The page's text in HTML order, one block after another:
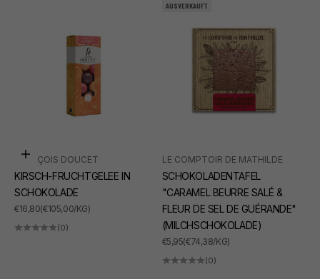
In den Warenkorb
FRANÇOIS DOUCET
KIRSCH-FRUCHTGELEE IN
SCHOKOLADE
ANGEBOT
€16,80(€105,00/KG)
(0)
AUSVERKAUFT
LE COMPTOIR DE MATHILDE
SCHOKOLADENTAFEL
"CARAMEL BEURRE SALÉ &
FLEUR DE SEL DE GUÉRANDE"
(MILCHSCHOKOLADE)
ANGEBOT
€5,95(€74,38/KG)
(0)